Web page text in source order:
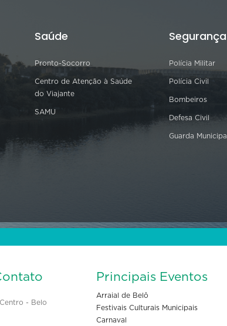
Saúde
Pronto-Socorro
Centro de Atenção à Saúde
do Viajante
SAMU
Segurança
Polícia Militar
Polícia Civil
Bombeiros
Defesa Civil
Guarda Municipal
- Belo
Principais Eventos
Arraial de Belô
Festivais Culturais Municipais
Carnaval